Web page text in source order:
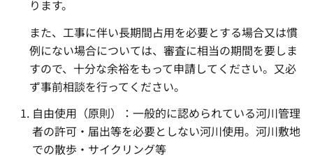
ります。
また、工事に伴い長期間占用を必要とする場合又は慣
例にない場合については、審査に相当の期間を要しま
すので、十分な余裕をもって申請してください。又必
ず事前相談を行ってください。
自由使用（原則）：一般的に認められている河川管理
者の許可・届出等を必要としない河川使用。河川敷地
での散歩・サイクリング等